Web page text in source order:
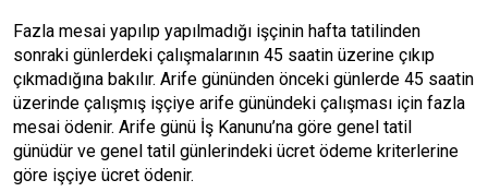
Fazla mesai yapılıp yapılmadığı işçinin hafta tatilinden
sonraki günlerdeki çalışmalarının 45 saatin üzerine çıkıp
çıkmadığına bakılır. Arife gününden önceki günlerde 45 saatin
üzerinde çalışmış işçiye arife günündeki çalışması için fazla
mesai ödenir. Arife günü İş Kanunu’na göre genel tatil
günüdür ve genel tatil günlerindeki ücret ödeme kriterlerine
göre işçiye ücret ödenir.